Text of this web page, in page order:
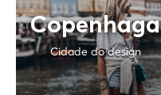
Copenhaga
Cidade do design